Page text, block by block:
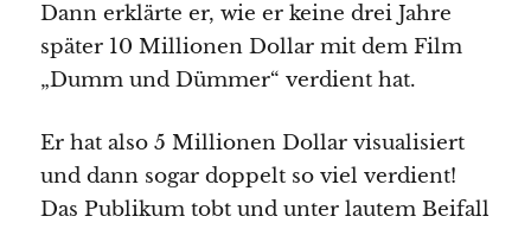
Dann erklärte er, wie er keine drei Jahre
später 10 Millionen Dollar mit dem Film
„Dumm und Dümmer“ verdient hat.
Er hat also 5 Millionen Dollar visualisiert
und dann sogar doppelt so viel verdient!
Das Publikum tobt und unter lautem Beifall